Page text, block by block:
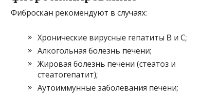
Фиброскан рекомендуют в случаях:
Хронические вирусные гепатиты B и C;
Алкогольная болезнь печени;
Жировая болезнь печени (стеатоз и
стеатогепатит);
Аутоиммунные заболевания печени;